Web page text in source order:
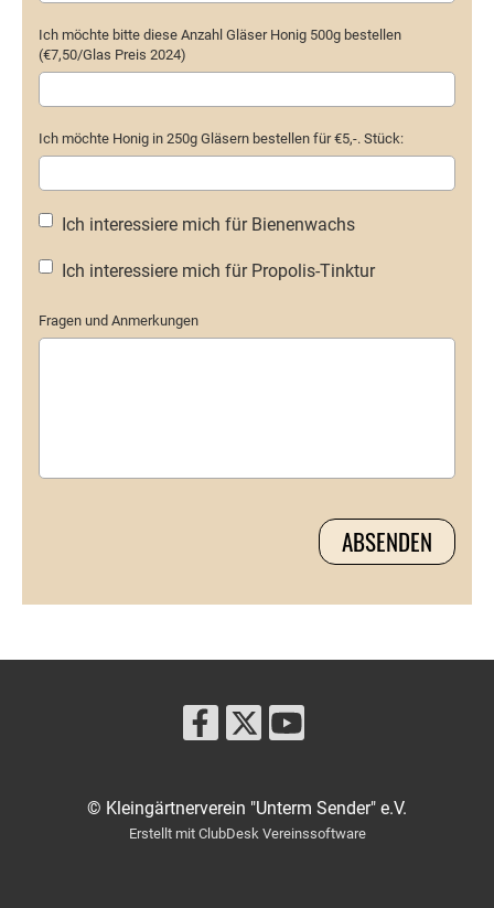
Ich möchte bitte diese Anzahl Gläser Honig 500g bestellen
(€7,50/Glas Preis 2024)
Ich möchte Honig in 250g Gläsern bestellen für €5,-. Stück:
Ich interessiere mich für Bienenwachs
Ich interessiere mich für Propolis-Tinktur
Fragen und Anmerkungen
© Kleingärtnerverein "Unterm Sender" e.V.
Erstellt mit ClubDesk Vereinssoftware